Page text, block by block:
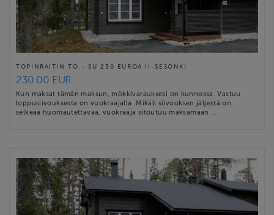
TOPINRAITIN TO - SU 230 EUROA II-SESONKI
230.00 EUR
Kun maksat tämän maksun, mökkivarauksesi on kunnossa. Vastuu
loppusiivouksesta on vuokraajalla. Mikäli siivouksen jäljestä on
selkeää huomautettavaa, vuokraaja sitoutuu maksamaan …